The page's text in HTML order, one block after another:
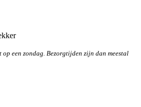
een zondag. Bezorgtijden zijn dan meestal